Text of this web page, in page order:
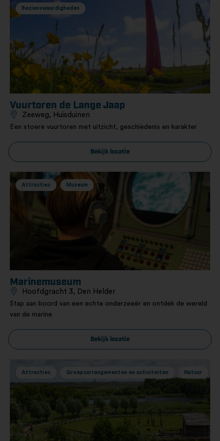
Bezienswaardigheden
Vuurtoren de Lange Jaap
Zeeweg, Huisduinen
Een stoere vuurtoren met uitzicht, geschiedenis en karakter
Bekijk locatie
Attracties Museum
Marinemuseum
Hoofdgracht 3, Den Helder
Stap aan boord van een echte onderzeeër en ontdek de wereld
van de marine
Bekijk locatie
Attracties Groepsarrangementen en activiteiten Natuur